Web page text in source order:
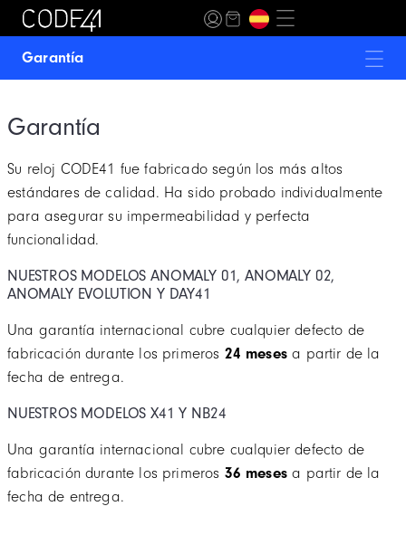
Garantía
ANOMALY-02
ANOMALY EVOLUTION
ANOMALY-T4
MECASCAPE
MOON INCEPTION
NB24
T360
X41
WATCH WINDER
Garantía
Su reloj CODE41 fue fabricado según los más altos
estándares de calidad. Ha sido probado individualmente
para asegurar su impermeabilidad y perfecta
funcionalidad.
NUESTROS MODELOS ANOMALY 01, ANOMALY 02,
ANOMALY EVOLUTION Y DAY41
Una garantía internacional cubre cualquier defecto de
fabricación durante los primeros 24 meses a partir de la
fecha de entrega.
NUESTROS MODELOS X41 Y NB24
Una garantía internacional cubre cualquier defecto de
fabricación durante los primeros 36 meses a partir de la
fecha de entrega.